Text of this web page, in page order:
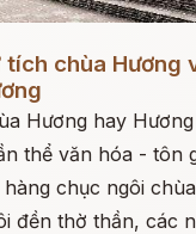
tích chùa Hương
Hương hay
thể văn hóa - tôn
hàng chục ngôi
đền thờ thần, các